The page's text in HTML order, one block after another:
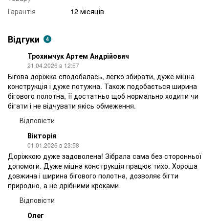
Гарантія 12 місяців
Відгуки 4
Трохимчук Артем Андрійович
21.04.2026 в 12:57
Бігова доріжка сподобалась, легко збирати, дуже міцна
конструкція і дуже потужна. Також подобається ширина
бігового полотна, її достатньо щоб нормально ходити чи
бігати і не відчувати якісь обмеження.
Відповісти
Вікторія
01.01.2026 в 23:58
Доріжкою дуже задоволена! Зібрала сама без сторонньої
допомоги. Дуже міцна конструкція працює тихо. Хороша
довжина і ширина бігового полотна, дозволяє бігти
природно, а не дрібними кроками
Відповісти
Олег